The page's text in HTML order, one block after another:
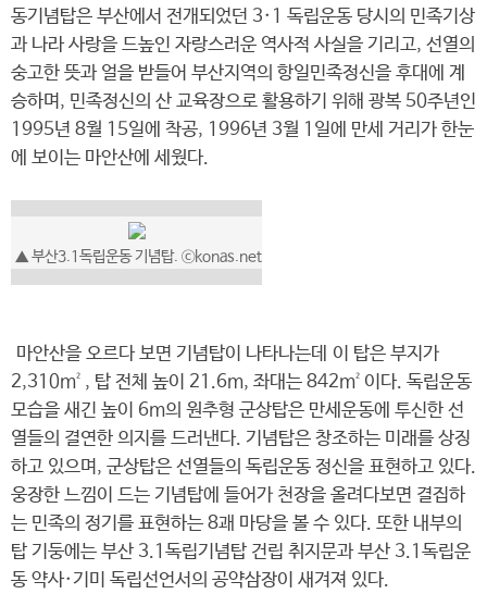
동기념탑은 부산에서 전개되었던 3·1 독립운동 당시의 민족기상
과 나라 사랑을 드높인 자랑스러운 역사적 사실을 기리고, 선열의
숭고한 뜻과 얼을 받들어 부산지역의 항일민족정신을 후대에 계
승하며, 민족정신의 산 교육장으로 활용하기 위해 광복 50주년인
1995년 8월 15일에 착공, 1996년 3월 1일에 만세 거리가 한눈
에 보이는 마안산에 세웠다.
▲ 부산3.1독립운동 기념탑. ⓒkonas.net
마안산을 오르다 보면 기념탑이 나타나는데 이 탑은 부지가
2,310m², 탑 전체 높이 21.6m, 좌대는 842m²이다. 독립운동
모습을 새긴 높이 6m의 원추형 군상탑은 만세운동에 투신한 선
열들의 결연한 의지를 드러낸다. 기념탑은 창조하는 미래를 상징
하고 있으며, 군상탑은 선열들의 독립운동 정신을 표현하고 있다.
웅장한 느낌이 드는 기념탑에 들어가 천장을 올려다보면 결집하
는 민족의 정기를 표현하는 8괘 마당을 볼 수 있다. 또한 내부의
탑 기둥에는 부산 3.1독립기념탑 건립 취지문과 부산 3.1독립운
동 약사·기미 독립선언서의 공약삼장이 새겨져 있다.